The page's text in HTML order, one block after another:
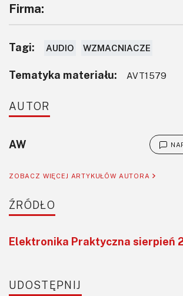
Firma:
Tagi: AUDIO WZMACNIACZE
Tematyka materiału: AVT1579
AUTOR
AW
ZOBACZ WIĘCEJ ARTYKUŁÓW AUTORA
ŹRÓDŁO
Elektronika Praktyczna sierpień
UDOSTĘPNIJ